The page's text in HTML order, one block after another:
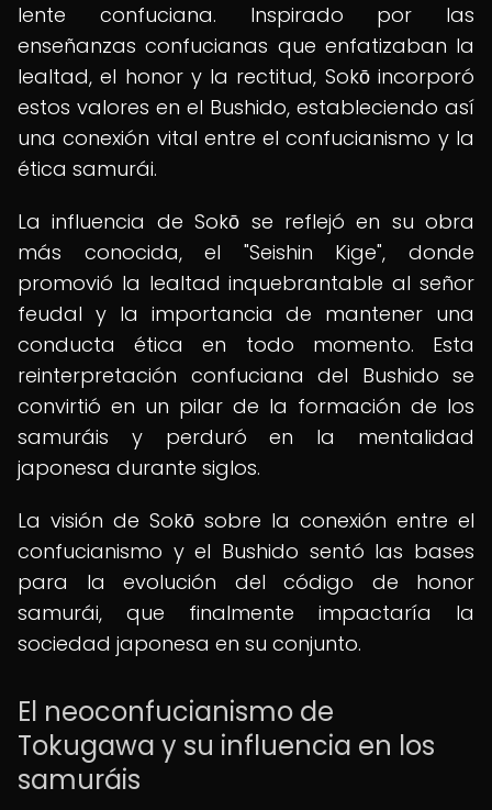
lente confuciana. Inspirado por las
enseñanzas confucianas que enfatizaban la
lealtad, el honor y la rectitud, Sokō incorporó
estos valores en el Bushido, estableciendo así
una conexión vital entre el confucianismo y la
ética samurái.
La influencia de Sokō se reflejó en su obra
más conocida, el "Seishin Kige", donde
promovió la lealtad inquebrantable al señor
feudal y la importancia de mantener una
conducta ética en todo momento. Esta
reinterpretación confuciana del Bushido se
convirtió en un pilar de la formación de los
samuráis y perduró en la mentalidad
japonesa durante siglos.
La visión de Sokō sobre la conexión entre el
confucianismo y el Bushido sentó las bases
para la evolución del código de honor
samurái, que finalmente impactaría la
sociedad japonesa en su conjunto.
El neoconfucianismo de
Tokugawa y su influencia en los
samuráis